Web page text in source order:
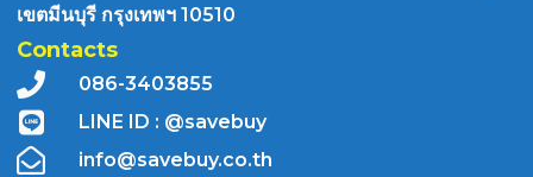
เขตมีนบุรี กรุงเทพฯ 10510
Contacts
086-3403855
LINE ID : @savebuy
info@savebuy.co.th